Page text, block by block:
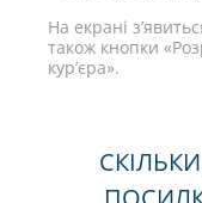
На екрані
також кнопки
кур’єра».